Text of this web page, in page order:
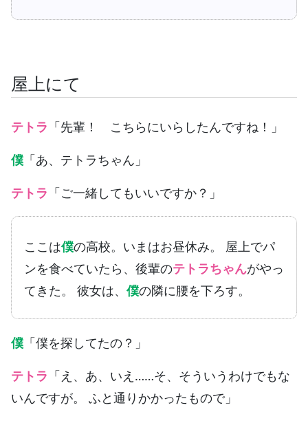
屋上にて
テトラ 「先輩！ こちらにいらしたんですね！」
僕 「あ、テトラちゃん」
テトラ 「ご一緒してもいいですか？」
ここは僕の高校。いまはお昼休み。 屋上でパ
ンを食べていたら、後輩のテトラちゃんがやっ
てきた。 彼女は、 僕の隣に腰を下ろす。
僕 「僕を探してたの？」
テトラ 「え、あ、いえ……そ、そういうわけでもな
いんですが。 ふと通りかかったもので」